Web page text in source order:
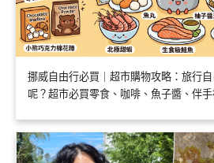
挪威自由行必買｜超市購物攻略：旅行
呢？超市必買零食、咖啡、魚子醬、伴